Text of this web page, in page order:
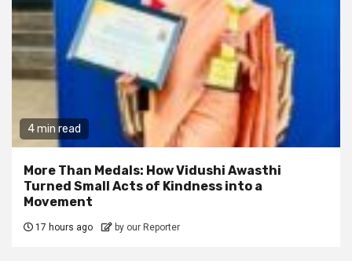
4 min read
More Than Medals: How Vidushi Awasthi
Turned Small Acts of Kindness into a
Movement
17 hours ago by our Reporter